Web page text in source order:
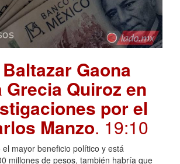
Gaona
Quiroz en
por el
Manzo. 19:10
mayor beneficio político y está
millones de pesos, también habría que